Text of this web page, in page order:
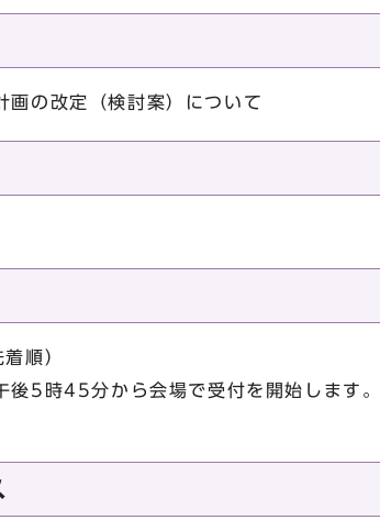
画の改定（検討案）について
）
5時45分から会場で受付を開始します。